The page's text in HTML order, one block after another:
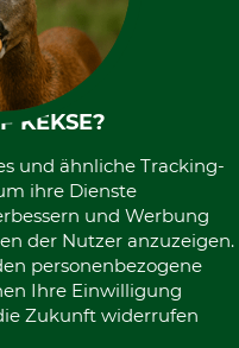
International
*Alle Preise in Euro
KEKSE?
und ähnliche Tracking-
ihre Dienste
und Werbung
der Nutzer anzuzeigen.
personenbezogene
Ihre Einwilligung
Zukunft widerrufen